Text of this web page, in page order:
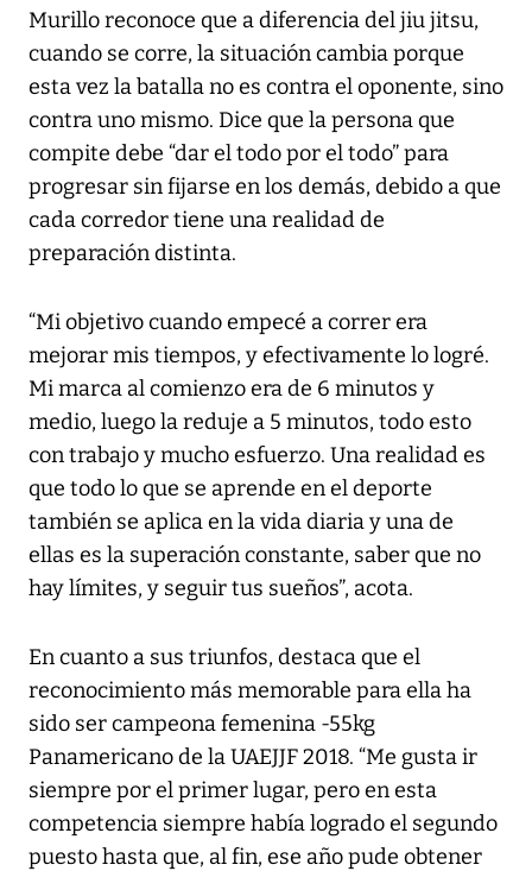
Murillo reconoce que a diferencia del jiu jitsu,
cuando se corre, la situación cambia porque
esta vez la batalla no es contra el oponente, sino
contra uno mismo. Dice que la persona que
compite debe “dar el todo por el todo” para
progresar sin fijarse en los demás, debido a que
cada corredor tiene una realidad de
preparación distinta.
“Mi objetivo cuando empecé a correr era
mejorar mis tiempos, y efectivamente lo logré.
Mi marca al comienzo era de 6 minutos y
medio, luego la reduje a 5 minutos, todo esto
con trabajo y mucho esfuerzo. Una realidad es
que todo lo que se aprende en el deporte
también se aplica en la vida diaria y una de
ellas es la superación constante, saber que no
hay límites, y seguir tus sueños”, acota.
En cuanto a sus triunfos, destaca que el
reconocimiento más memorable para ella ha
sido ser campeona femenina -55kg
Panamericano de la UAEJJF 2018. “Me gusta ir
siempre por el primer lugar, pero en esta
competencia siempre había logrado el segundo
puesto hasta que, al fin, ese año pude obtener